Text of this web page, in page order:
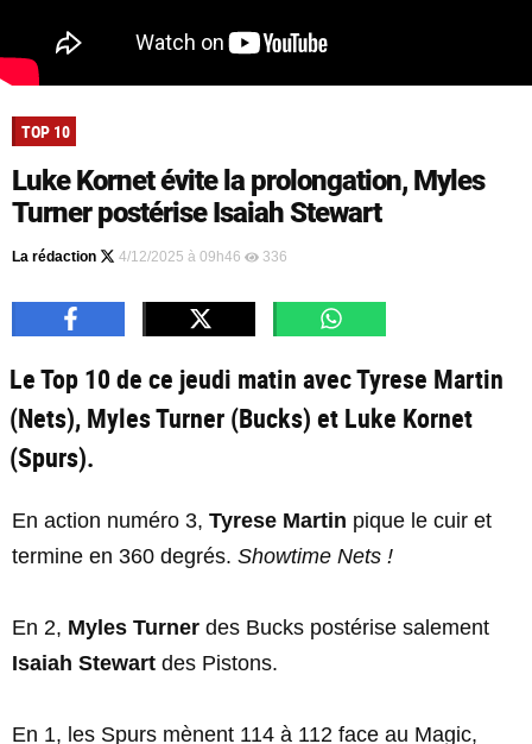
TOP 10
Luke Kornet évite la prolongation, Myles
Turner postérise Isaiah Stewart
La rédaction 4/12/2025 à 09h46 336
Le Top 10 de ce jeudi matin avec Tyrese Martin
(Nets), Myles Turner (Bucks) et Luke Kornet
(Spurs).
En action numéro 3, Tyrese Martin pique le cuir et
termine en 360 degrés. Showtime Nets !
En 2, Myles Turner des Bucks postérise salement
Isaiah Stewart des Pistons.
En 1, les Spurs mènent 114 à 112 face au Magic,